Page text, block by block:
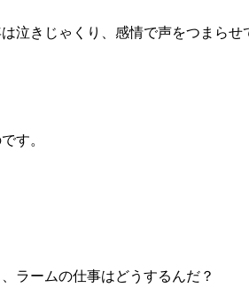
泣きじゃくり、感情で声をつまらせ
す。
ラームの仕事はどうするんだ？